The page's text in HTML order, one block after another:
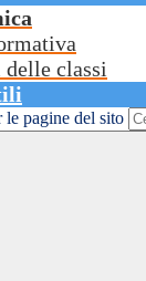
classi
le pagine del sito